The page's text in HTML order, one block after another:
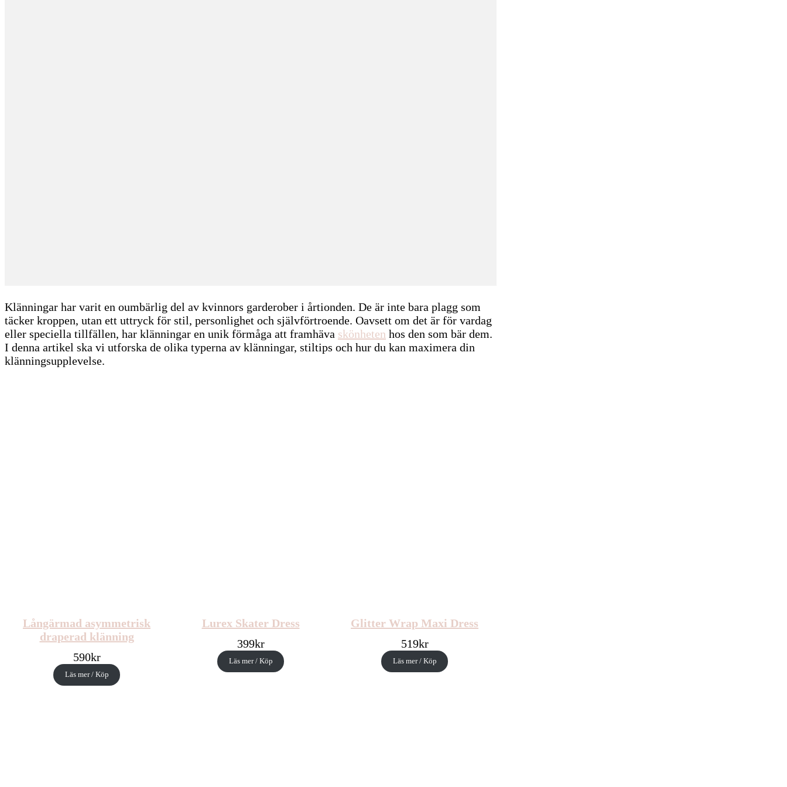
Klänningar har varit en oumbärlig del av kvinnors garderober i årtionden. De är inte bara plagg som
täcker kroppen, utan ett uttryck för stil, personlighet och självförtroende. Oavsett om det är för vardag
eller speciella tillfällen, har klänningar en unik förmåga att framhäva skönheten hos den som bär dem.
I denna artikel ska vi utforska de olika typerna av klänningar, stiltips och hur du kan maximera din
klänningsupplevelse.
Långärmad asymmetrisk
draperad klänning
590kr
Läs mer / Köp
Lurex Skater Dress
399kr
Läs mer / Köp
Glitter Wrap Maxi Dress
519kr
Läs mer / Köp